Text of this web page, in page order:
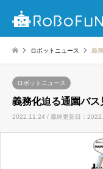
ロボットニュース 義
ロボットニュース
義務化迫る通園バ
2022.11.24 / 最終更新日：